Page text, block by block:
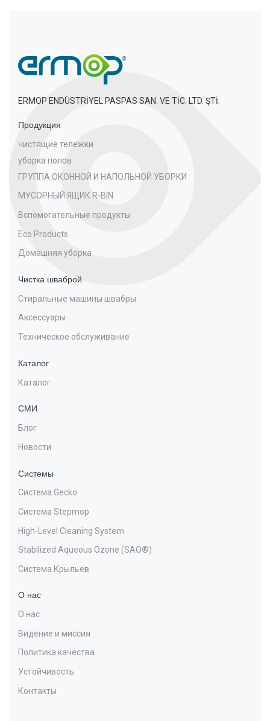
ERMOP ENDÜSTRİYEL PASPAS SAN. VE TİC. LTD. ŞTİ.
Продукция
чистящие тележки
уборка полов
ГРУППА ОКОННОЙ И НАПОЛЬНОЙ УБОРКИ
МУСОРНЫЙ ЯЩИК R-BIN
Вспомогательные продукты
Eco Products
Домашняя уборка
Чистка шваброй
Стиральные машины швабры
Аксессуары
Техническое обслуживание
Каталог
Каталог
СМИ
Блог
Новости
Системы
Система Gecko
Система Stepmop
High-Level Cleaning System
Stabilized Aqueous Ozone (SAO®)
Система Крыльев
О нас
О нас
Видение и миссия
Политика качества
Устойчивость
Контакты